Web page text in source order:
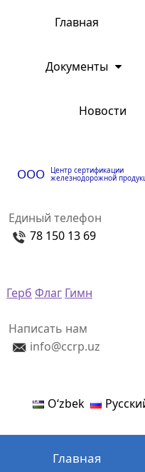
Главная
Документы
Новости
ООО Центр сертификации
железнодорожной
Единый телефон
78 150 13 69
Герб Флаг Гимн
Написать нам
info@ccrp.uz
Oʻzbek
Главная